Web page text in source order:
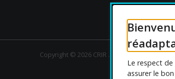
Le respect
assurer le
English
Copyright © 2026 CRIR . Tous droits réservés.